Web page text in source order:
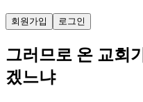
회원가입 로그인
그러므로 온 교회
겠느냐